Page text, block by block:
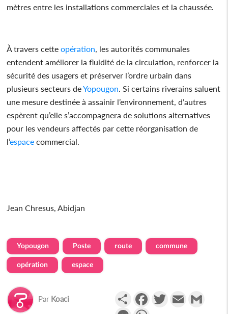
mètres entre les installations commerciales et la chaussée.
À travers cetteopération , les autorités communales
entendent améliorer la fluidité de la circulation, renforcer la
sécurité des usagers et préserver l’ordre urbain dans
plusieurs secteurs deYopougon . Si certains riverains saluent
une mesure destinée à assainir l’environnement, d’autres
espèrent qu’elle s’accompagnera de solutions alternatives
pour les vendeurs affectés par cette réorganisation de
l’espace commercial.
Jean Chresus, Abidjan
Yopougon Poste route commune
opération espace
Par Koaci PartagerFacebookTwitterEmail
Messenger